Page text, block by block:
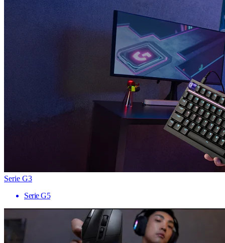
Serie G3
Serie G5